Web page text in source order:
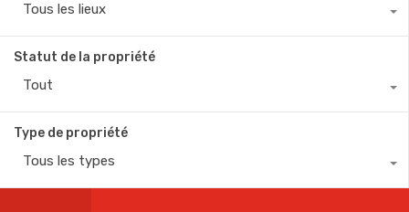
Tous les lieux
Statut de la propriété
Tout
Type de propriété
Tous les types